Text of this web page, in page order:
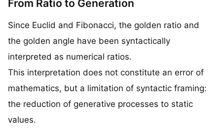
From Ratio to Generation
Since Euclid and Fibonacci, the golden ratio and
the golden angle have been syntactically
interpreted as numerical ratios.
This interpretation does not constitute an error of
mathematics, but a limitation of syntactic framing:
the reduction of generative processes to static
values.